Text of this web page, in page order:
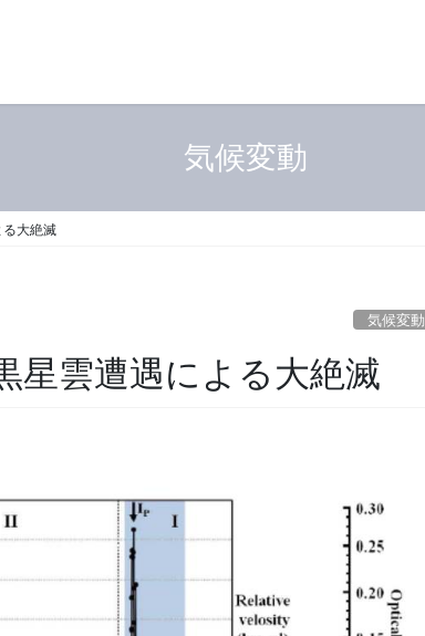
気候変動
る大絶滅
気候変動
星雲遭遇による大絶滅